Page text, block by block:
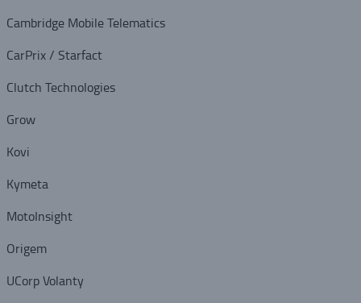
Cambridge Mobile Telematics
CarPrix / Starfact
Clutch Technologies
Grow
Kovi
Kymeta
MotoInsight
Origem
UCorp Volanty